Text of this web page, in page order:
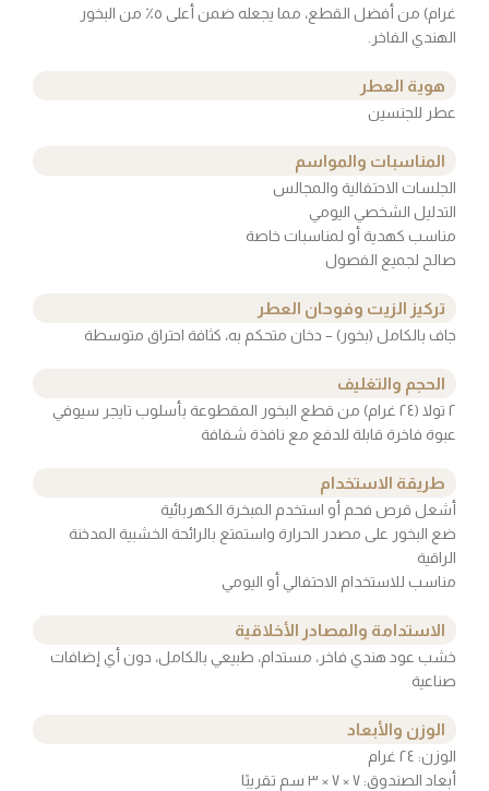
غرام) من أفضل القطع، مما يجعله ضمن أعلى ٥٪ من البخور
الهندي الفاخر.
هوية العطر
عطر للجنسين
المناسبات والمواسم
الجلسات الاحتفالية والمجالس
التدليل الشخصي اليومي
مناسب كهدية أو لمناسبات خاصة
صالح لجميع الفصول
تركيز الزيت وفوحان العطر
جاف بالكامل (بخور) – دخان متحكم به، كثافة احتراق متوسطة
الحجم والتغليف
٢ تولا (٢٤ غرام) من قطع البخور المقطوعة بأسلوب تايجر سيوفي
عبوة فاخرة قابلة للدفع مع نافذة شفافة
طريقة الاستخدام
أشعل قرص فحم أو استخدم المبخرة الكهربائية
ضع البخور على مصدر الحرارة واستمتع بالرائحة الخشبية المدخنة
الراقية
مناسب للاستخدام الاحتفالي أو اليومي
الاستدامة والمصادر الأخلاقية
خشب عود هندي فاخر، مستدام، طبيعي بالكامل، دون أي إضافات
صناعية
الوزن والأبعاد
الوزن: ٢٤ غرام
أبعاد الصندوق: ٧ × ٧ × ٣ سم تقريبًا